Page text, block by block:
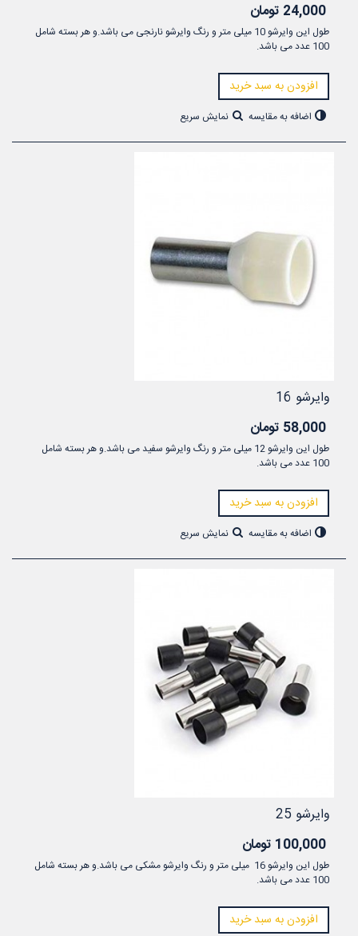
24,000 تومان
طول این وایرشو 10 میلی متر و رنگ وایرشو نارنجی می باشد.و هر بسته شامل
100 عدد می باشد.
افزودن به سبد خرید
اضافه به مقایسه نمایش سریع
وایرشو 16
58,000 تومان
طول این وایرشو 12 میلی متر و رنگ وایرشو سفید می باشد.و هر بسته شامل
100 عدد می باشد.
افزودن به سبد خرید
اضافه به مقایسه نمایش سریع
وایرشو 25
100,000 تومان
طول این وایرشو 16 میلی متر و رنگ وایرشو مشکی می باشد.و هر بسته شامل
100 عدد می باشد.
افزودن به سبد خرید